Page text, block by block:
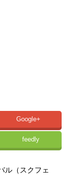
Google+
feedly
ル（スクフェ